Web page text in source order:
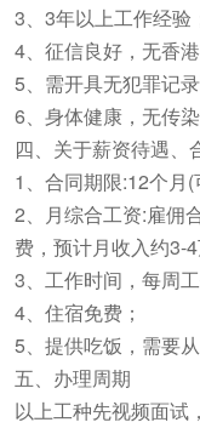
3、3年以上工作经验
4、征信良好，无香
5、需开具无犯罪记录
6、身体健康，无传
四、关于薪资待遇、
1、合同期限:12个月(
2、月综合工资:雇佣
费，预计月收入约3-4
3、工作时间，每周
4、住宿免费；
5、提供吃饭，需要
五、办理周期
以上工种先视频面试